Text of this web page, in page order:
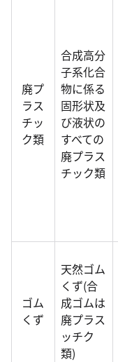
廃プ
ラス
チッ
ク類
合成高分
子系化合
物に係る
固形状及
び液状の
すべての
廃プラス
チック類
ゴム
くず
天然ゴム
くず(合
成ゴムは
廃プラス
ッチク
類)